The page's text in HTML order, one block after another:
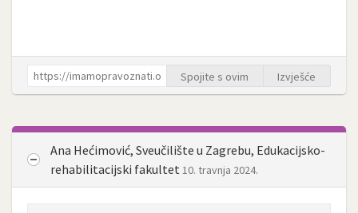
Spojite s ovim Izvješće
Ana Hećimović, Sveučilište u Zagrebu, Edukacijsko-
rehabilitacijski fakultet 10. travnja 2024.